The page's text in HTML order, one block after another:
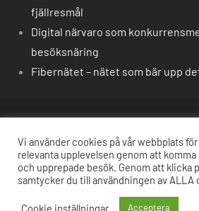
fjällresmål
Digital närvaro som
besöksnäring
Fibernätet – nätet som bär upp
Kontakt
© soi2016.se. Reproduktion förbjuden
Vi använder cookies på vår webbplats
relevanta upplevelsen genom att
och upprepade besök. Genom att klicka
samtycker du till användningen av ALLA
Cookie inställningar Acceptera